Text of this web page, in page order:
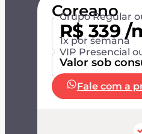
Coreano
Grupo Regular
R$ 339 /
1x por semana
VIP Presencial
Valor sob
Fale com a